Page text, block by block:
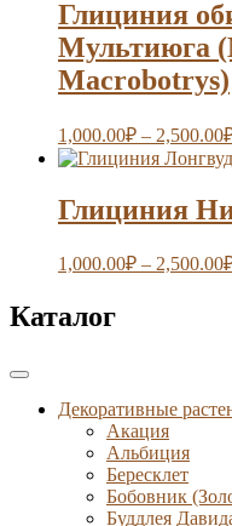
Глициния
Мультиюга
Macrobotrys)
1,000.00₽ – 2,500.00
Глициния
1,000.00₽ – 2,500.00
Каталог
Декоративные
Акация
Альбиция
Бересклет
Бобовник
Буддлея